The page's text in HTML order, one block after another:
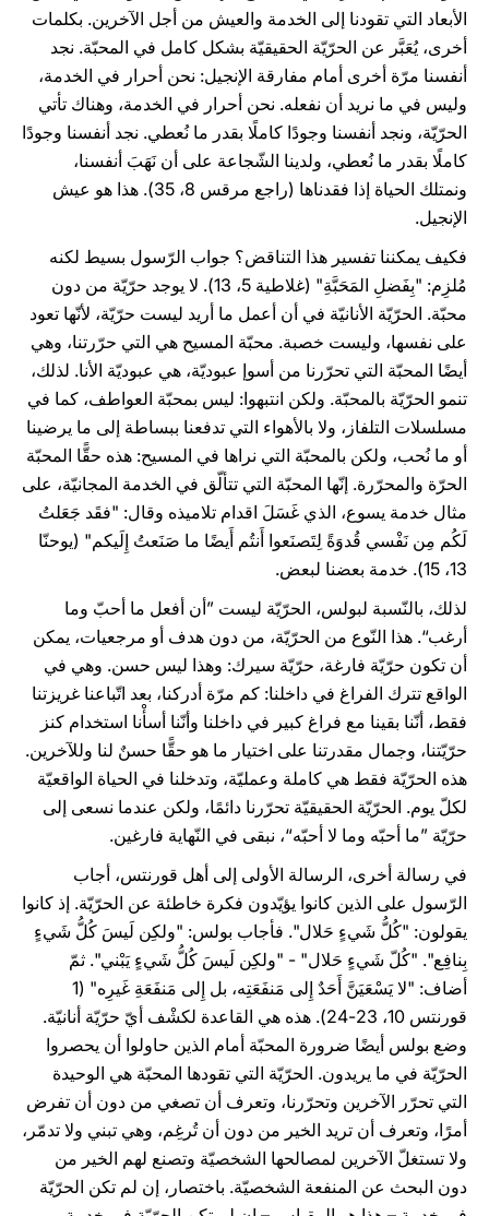
الأبعاد التي تقودنا إلى الخدمة والعيش من أجل الآخرين. بكلمات
أخرى، يُعَبَّر عن الحرّيّة الحقيقيّة بشكل كامل في المحبّة. نجد
أنفسنا مرّة أخرى أمام مفارقة الإنجيل: نحن أحرار في الخدمة،
وليس في ما نريد أن نفعله. نحن أحرار في الخدمة، وهناك تأتي
الحرّيّة، ونجد أنفسنا وجودًا كاملًا بقدر ما نُعطي. نجد أنفسنا وجودًا
كاملًا بقدر ما نُعطي، ولدينا الشّجاعة على أن نَهَبَ أنفسنا،
ونمتلك الحياة إذا فقدناها (راجع مرقس 8، 35). هذا هو عيش
الإنجيل.
فكيف يمكننا تفسير هذا التناقض؟ جواب الرّسول بسيط لكنه
مُلزِم: "بِفَضلِ المَحَبَّةِ" (غلاطية 5، 13). لا يوجد حرّيّة من دون
محبّة. الحرّيّة الأنانيّة في أن أعمل ما أريد ليست حرّيّة، لأنّها تعود
على نفسها، وليست خصبة. محبّة المسيح هي التي حرّرتنا، وهي
أيضًا المحبّة التي تحرّرنا من أسوإ عبوديّة، هي عبوديّة الأنا. لذلك،
تنمو الحرّيّة بالمحبّة. ولكن انتبهوا: ليس بمحبّة العواطف، كما في
مسلسلات التلفاز، ولا بالأهواء التي تدفعنا ببساطة إلى ما يرضينا
أو ما نُحب، ولكن بالمحبّة التي نراها في المسيح: هذه حقًّا المحبّة
الحرّة والمحرّرة. إنّها المحبّة التي تتألّق في الخدمة المجانيّة، على
مثال خدمة يسوع، الذي غَسَلَ اقدام تلاميذه وقال: "فقَد جَعَلتُ
لَكُم مِن نَفْسي قُدوَةً لِتَصنَعوا أَنتُم أَيضًا ما صَنَعتُ إِلَيكم" (يوحنّا
13، 15). خدمة بعضنا لبعض.
لذلك، بالنّسبة لبولس، الحرّيّة ليست ”أن أفعل ما أحبّ وما
أرغب“. هذا النّوع من الحرّيّة، من دون هدف أو مرجعيات، يمكن
أن تكون حرّيّة فارغة، حرّيّة سيرك: وهذا ليس حسن. وهي في
الواقع تترك الفراغ في داخلنا: كم مرّة أدركنا، بعد اتّباعنا غريزتنا
فقط، أنّنا بقينا مع فراغ كبير في داخلنا وأنّنا أسأْنا استخدام كنز
حرّيّتنا، وجمال مقدرتنا على اختيار ما هو حقًّا حسنٌ لنا وللآخرين.
هذه الحرّيّة فقط هي كاملة وعمليّة، وتدخلنا في الحياة الواقعيّة
لكلّ يوم. الحرّيّة الحقيقيّة تحرّرنا دائمًا، ولكن عندما نسعى إلى
حرّيّة ”ما أحبّه وما لا أحبّه“، نبقى في النّهاية فارغين.
في رسالة أخرى، الرسالة الأولى إلى أهل قورنتس، أجاب
الرّسول على الذين كانوا يؤيّدون فكرة خاطئة عن الحرّيّة. إذ كانوا
يقولون: "كُلُّ شَيءٍ حَلال". فأجاب بولس: "ولكِن لَيسَ كُلُّ شَيءٍ
بِنافِع". "كُلّ شَيءٍ حَلال" - "ولكِن لَيسَ كُلُّ شَيءٍ يَبْني". ثمّ
أضاف: "لا يَسْعَيَنَّ أَحَدٌ إِلى مَنفَعَتِه، بل إِلى مَنفَعَةِ غَيرِه" (1
قورنتس 10، 23-24). هذه هي القاعدة لكشْف أيّ حرّيّة أنانيّة.
وضع بولس أيضًا ضرورة المحبّة أمام الذين حاولوا أن يحصروا
الحرّيّة في ما يريدون. الحرّيّة التي تقودها المحبّة هي الوحيدة
التي تحرّر الآخرين وتحرّرنا، وتعرف أن تصغي من دون أن تفرض
أمرًا، وتعرف أن تريد الخير من دون أن تُرغِم، وهي تبني ولا تدمّر،
ولا تستغلّ الآخرين لمصالحها الشخصيّة وتصنع لهم الخير من
دون البحث عن المنفعة الشخصيّة. باختصار، إن لم تكن الحرّيّة